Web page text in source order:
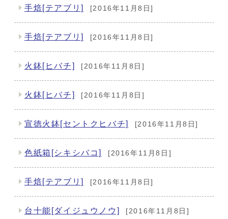
手焙[テアブリ] [2016年11月8日]
手焙[テアブリ] [2016年11月8日]
火鉢[ヒバチ] [2016年11月8日]
火鉢[ヒバチ] [2016年11月8日]
宣徳火鉢[セントクヒバチ] [2016年11月8日]
色紙箱[シキシバコ] [2016年11月8日]
手焙[テアブリ] [2016年11月8日]
台十能[ダイジュウノウ] [2016年11月8日]